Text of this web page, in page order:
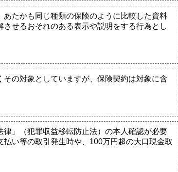
たかも同じ種類の保険のように比較した資料
せるおそれのある表示や説明をする行為とし
の対象としていますが、保険契約は対象に含
」（犯罪収益移転防止法）の本人確認が必要
い等の取引発生時や、100万円超の大口現金取